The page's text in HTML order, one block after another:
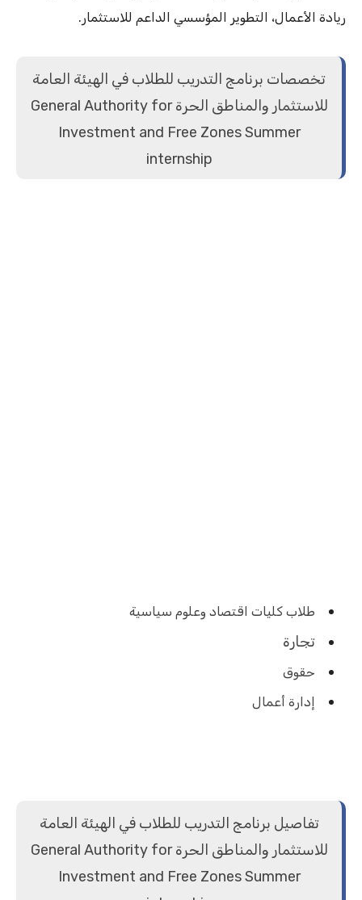
ريادة الأعمال، التطوير المؤسسي الداعم للاستثمار.
تخصصات برنامج التدريب للطلاب في الهيئة العامة
للاستثمار والمناطق الحرة General Authority for
Investment and Free Zones Summer
internship
طلاب كليات اقتصاد وعلوم سياسية
تجارة
حقوق
إدارة أعمال
تفاصيل برنامج التدريب للطلاب في الهيئة العامة
للاستثمار والمناطق الحرة General Authority for
Investment and Free Zones Summer